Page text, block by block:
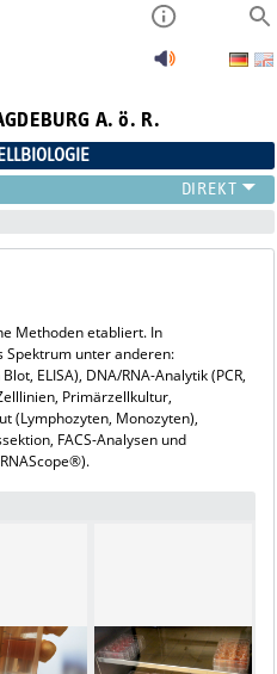
A. ö. R.
Methoden etabliert. In
Spektrum unter anderen:
ELISA), DNA/RNA-Analytik (PCR,
Primärzellkultur,
(Lymphozyten, Monozyten),
FACS-Analysen und